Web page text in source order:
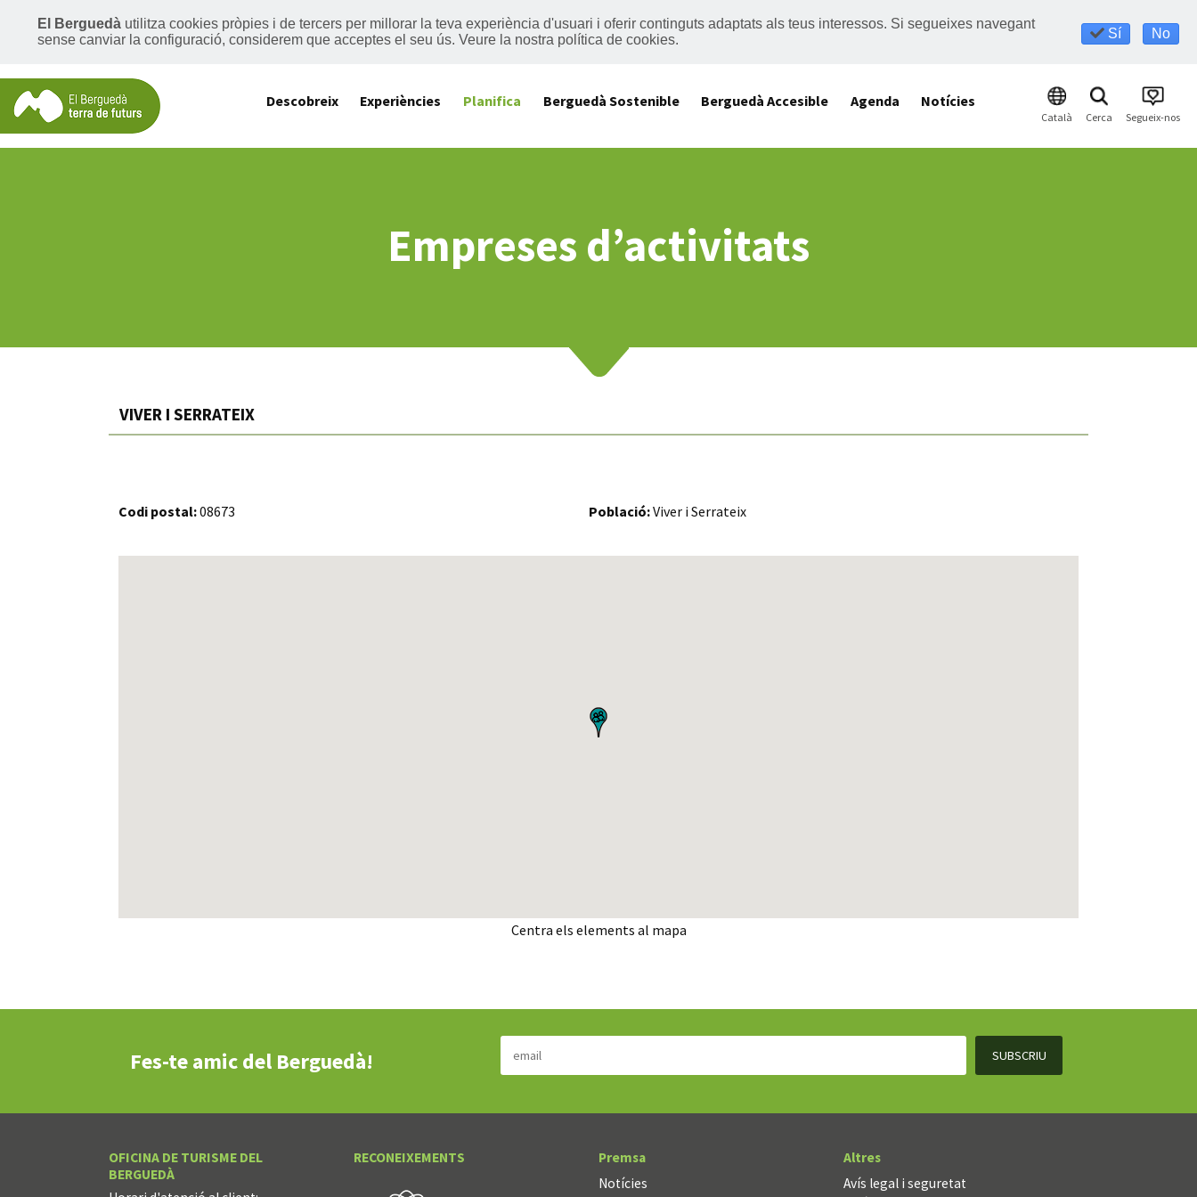
Sí No
El Berguedà utilitza cookies pròpies i de tercers per millorar la teva experiència d'usuari i oferir continguts adaptats als teus interessos. Si segueixes navegant
sense canviar la configuració, considerem que acceptes el seu ús. Veure la nostra política de cookies.
Català Cerca Segueix-nos
Descobreix Experiències Planifica Berguedà Sostenible Berguedà Accesible Agenda Notícies
Empreses d’activitats
VIVER I SERRATEIX
Codi postal:08673 Població:Viver i Serrateix
Centra els elements al mapa
Fes-te amic del Berguedà!
OFICINA DE TURISME DEL
BERGUEDÀ
RECONEIXEMENTS
Premsa
Notícies
Altres
Avís legal i seguretat